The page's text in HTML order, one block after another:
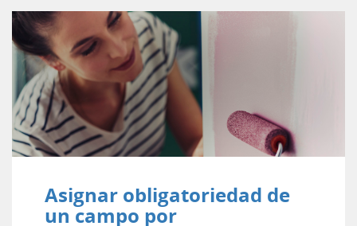
Asignar obligatoriedad de
un campo por